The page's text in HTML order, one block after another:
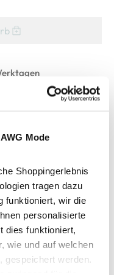
Mode
Shoppingerlebnis
tragen dazu
funktioniert, wir die
personalisierte
dies funktioniert,
wie und auf welchen
gespeichert werden.
14 Tage
TEE SS C Shirt
Junior